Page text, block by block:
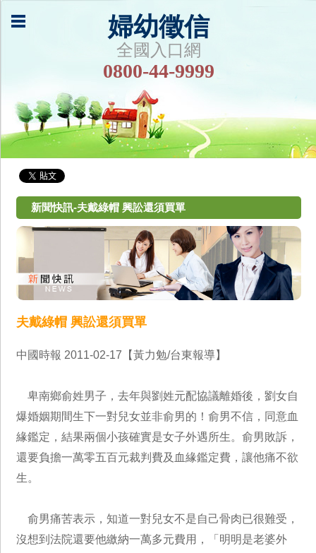
婦幼徵信
全國入口網
0800-44-9999
新聞快訊-夫戴綠帽 興訟還須買單
夫戴綠帽 興訟還須買單
中國時報 2011-02-17【黃力勉/台東報導】
卑南鄉俞姓男子，去年與劉姓元配協議離婚後，劉女自
爆婚姻期間生下一對兒女並非俞男的！俞男不信，同意血
緣鑑定，結果兩個小孩確實是女子外遇所生。俞男敗訴，
還要負擔一萬零五百元裁判費及血緣鑑定費，讓他痛不欲
生。
俞男痛苦表示，知道一對兒女不是自己骨肉已很難受，
沒想到法院還要他繳納一萬多元費用，「明明是老婆外